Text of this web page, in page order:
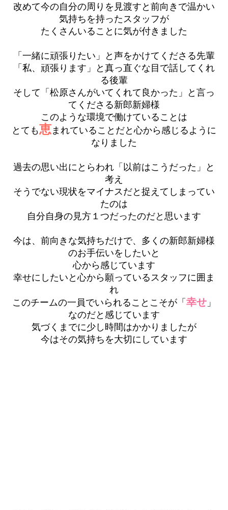
改めて今の自分の周りを見渡すと前向きで温かい
気持ちを持ったスタッフが
たくさんいることに気が付きました
「一緒に頑張りたい」と声をかけてくださる先輩
「私、頑張ります」と真っ直ぐな目で話してくれ
る後輩
そして「松原さんがいてくれて良かった」と言っ
てくださる新郎新婦様
このような環境で働けていることは
とても恵まれていることだと心から感じるように
なりました
過去の思い出にとらわれ「以前はこうだった」と
考え
そうでない現状をマイナスだと捉えてしまってい
たのは
自分自身の見方１つだったのだと思います
今は、前向きな気持ちだけで、多くの新郎新婦様
のお手伝いをしたいと
心から感じています
幸せにしたいと心から願っているスタッフに囲ま
れ
このチームの一員でいられることこそが「 幸せ 」
なのだと感じています
気づくまでに少し時間はかかりましたが
今はその気持ちを大切にしています